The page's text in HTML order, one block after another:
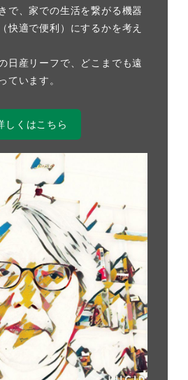
で、家での生活を繋がる機器
快適で便利）にするかを考え
日産リーフで、どこまでも遠
ています。
しくはこちら